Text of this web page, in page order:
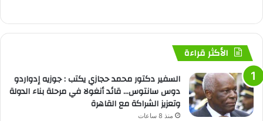
الأكثر قراءة
السفير دكتور محمد حجازي يكتب : جوزيه إدواردو
دوس سانتوس… قائد أنغولا في مرحلة بناء الدولة
وتعزيز الشراكة مع القاهرة
منذ 8 ساعات